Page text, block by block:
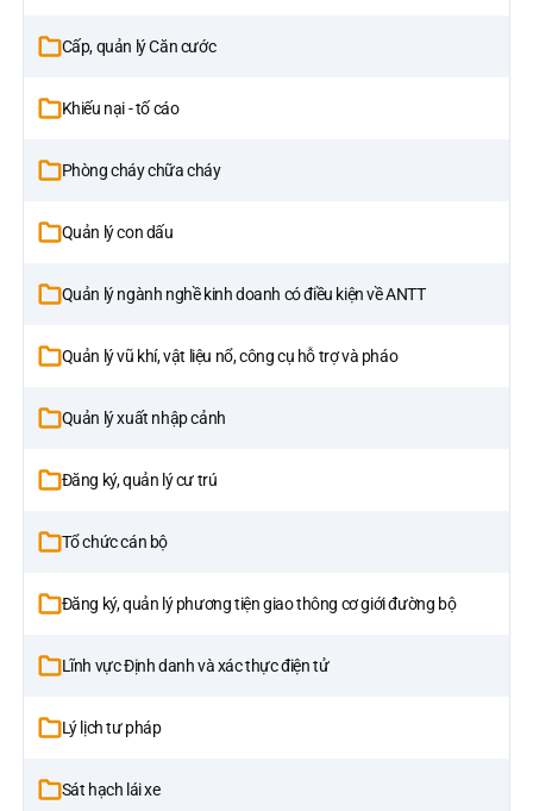
Cấp, quản lý Căn cước
Khiếu nại - tố cáo
Phòng cháy chữa cháy
Quản lý con dấu
Quản lý ngành nghề kinh doanh có điều kiện về ANTT
Quản lý vũ khí, vật liệu nổ, công cụ hỗ trợ và pháo
Quản lý xuất nhập cảnh
Đăng ký, quản lý cư trú
Tổ chức cán bộ
Đăng ký, quản lý phương tiện giao thông cơ giới đường bộ
Lĩnh vực Định danh và xác thực điện tử
Lý lịch tư pháp
Sát hạch lái xe